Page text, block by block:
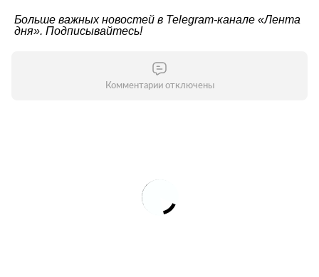
Больше важных новостей в Telegram-канале «Лента
дня». Подписывайтесь!
Комментарии отключены